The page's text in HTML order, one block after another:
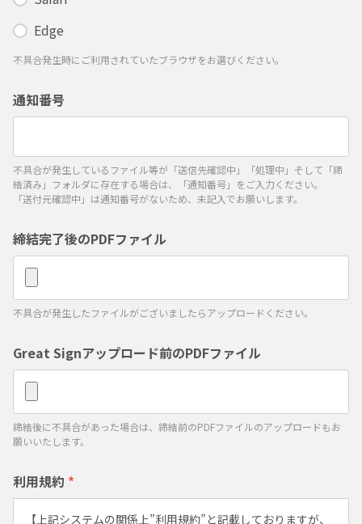
Edge
不具合発生時にご利用されていたブラウザをお選びください。
通知番号
不具合が発生しているファイル等が「送信先確認中」「処理中」そして「締
結済み」フォルダに存在する場合は、「通知番号」をご入力ください。
「送付元確認中」は通知番号がないため、未記入でお願いします。
締結完了後のPDFファイル
不具合が発生したファイルがございましたらアップロードください。
Great Signアップロード前のPDFファイル
締結後に不具合があった場合は、締結前のPDFファイルのアップロードもお
願いいたします。
利用規約 *
【上記システムの関係上”利用規約”と記載しておりますが、